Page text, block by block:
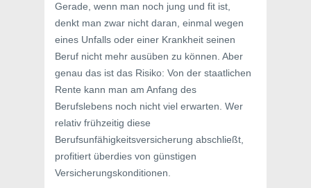
Gerade, wenn man noch jung und fit ist,
denkt man zwar nicht daran, einmal wegen
eines Unfalls oder einer Krankheit seinen
Beruf nicht mehr ausüben zu können. Aber
genau das ist das Risiko: Von der staatlichen
Rente kann man am Anfang des
Berufslebens noch nicht viel erwarten. Wer
relativ frühzeitig diese
Berufsunfähigkeitsversicherung abschließt,
profitiert überdies von günstigen
Versicherungskonditionen.